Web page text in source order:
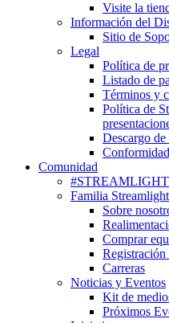
Visite la
Información del
Sitio de
Legal
Política de
Listado de
Términos y
Política de
Descargo
Conformidad
Comunidad
Familia Streamlight
Sobre
Comprar
Carreras
Noticias y Eventos
Kit de
Próximos